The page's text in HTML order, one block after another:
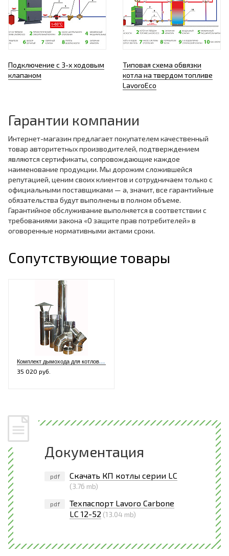
Подключение с 3-х ходовым
клапаном
Типовая схема обвязки
котла на твердом топливе
LavoroEco
Гарантии компании
Интернет-магазин предлагает покупателем качественный
товар авторитетных производителей, подтверждением
являются сертификаты, сопровождающие каждое
наименование продукции. Мы дорожим сложившейся
репутацией, ценим своих клиентов и сотрудничаем только с
официальными поставщиками — а, значит, все гарантийные
обязательства будут выполнены в полном объеме.
Гарантийное обслуживание выполняется в соответствии с
требованиями закона «О защите прав потребителей» в
оговоренные нормативными актами сроки.
Сопутствующие товары
К
омплект дымохода для котлов L12-42, K12-32, XL12-32, LF12-42 LC12-32 (нерж./нерж.)
35 020 руб.
Документация
pdf Скачать КП котлы серии LC
(3.76 mb)
pdf
Техпаспорт Lavoro Carbone
LC 12-52 (13.04 mb)